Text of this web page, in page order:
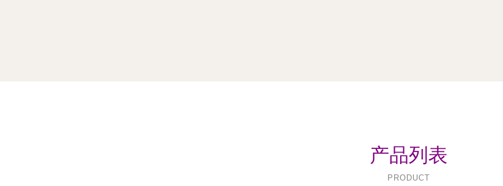
产品列表
PRODUCT